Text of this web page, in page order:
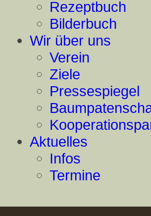
Rezeptbuch
Bilderbuch
Wir über uns
Verein
Ziele
Pressespiegel
Aktuelles
Infos
Termine